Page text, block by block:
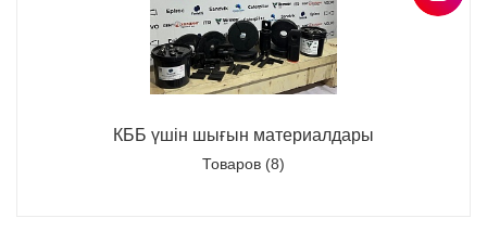
КББ үшін шығын материалдары
Товаров (8)